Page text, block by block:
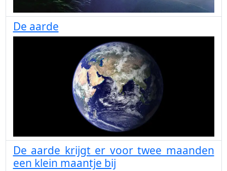
De aarde
De aarde krijgt er voor twee maanden
een klein maantje bij